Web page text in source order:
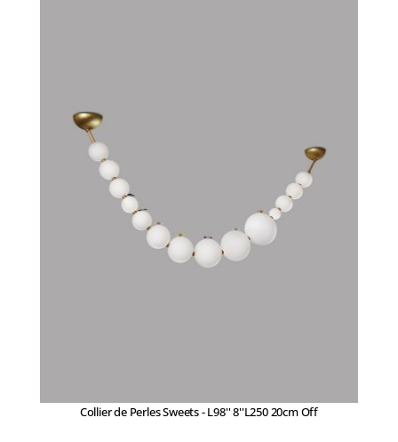
Collier de Perles Sweets - L98'' 8''L250 20cm Off